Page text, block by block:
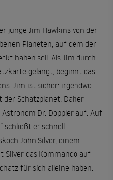
junge Jim Hawkins von der
Planeten, auf dem der
haben soll. Als Jim durch
gelangt, beginnt das
Jim ist sicher: irgendwo
der Schatzplanet. Daher
Dr. Doppler auf. Auf
schließt er schnell
John Silver, einem
Silver das Kommando auf
für sich alleine haben.